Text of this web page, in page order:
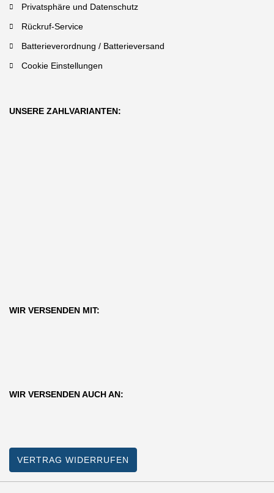
Privatsphäre und Datenschutz
Rückruf-Service
Batterieverordnung / Batterieversand
Cookie Einstellungen
UNSERE ZAHLVARIANTEN:
WIR VERSENDEN MIT:
WIR VERSENDEN AUCH AN:
VERTRAG WIDERRUFEN